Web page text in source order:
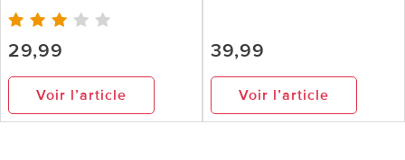
29,99
Voir l’article
39,99
Voir l’article